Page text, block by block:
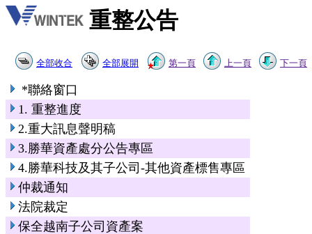
重整公告
全部收合 全部展開 第一頁 上一頁 下一頁
*聯絡窗口
1. 重整進度
2.重大訊息聲明稿
3.勝華資產處分公告專區
4.勝華科技及其子公司-其他資產標售專區
仲裁通知
法院裁定
保全越南子公司資產案